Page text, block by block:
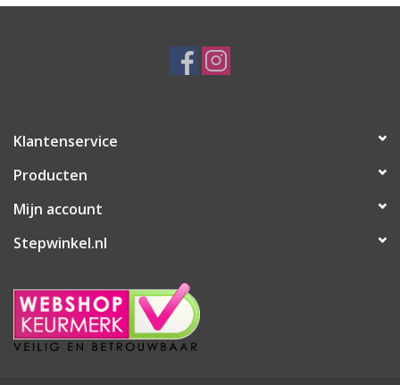
Klantenservice
Producten
Mijn account
Stepwinkel.nl